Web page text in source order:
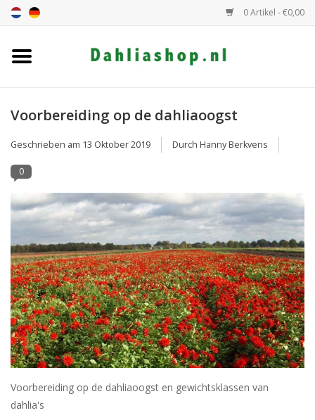
0 Artikel - €0,00
Dahlien Angebot
Dahlie Höhe
Dahlie Farbe
Dahlie Klasse
Geschenkgutschein
Allgemein
Blog
Voorbereiding op de dahliaoogst
Geschrieben am 13 Oktober 2019 Durch Hanny Berkvens
0
Voorbereiding op de dahliaoogst en gewichtsklassen van
dahlia's